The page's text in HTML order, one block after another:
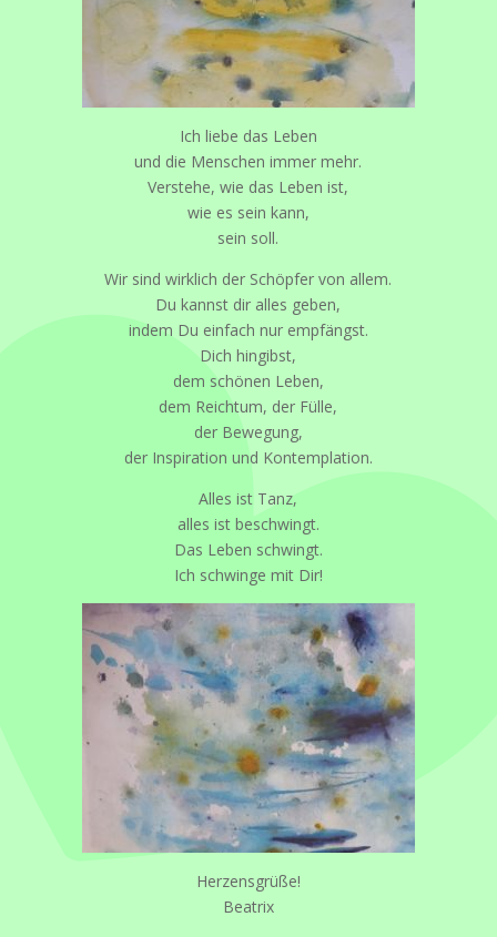
Ich liebe das Leben
und die Menschen immer mehr.
Verstehe, wie das Leben ist,
wie es sein kann,
sein soll.
Wir sind wirklich der Schöpfer von allem.
Du kannst dir alles geben,
indem Du einfach nur empfängst.
Dich hingibst,
dem schönen Leben,
dem Reichtum, der Fülle,
der Bewegung,
der Inspiration und Kontemplation.
Alles ist Tanz,
alles ist beschwingt.
Das Leben schwingt.
Ich schwinge mit Dir!
Herzensgrüße!
Beatrix